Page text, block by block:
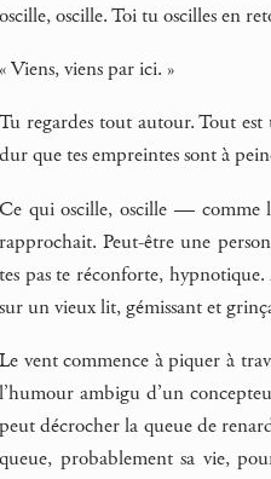
oscille, oscille. Toi tu oscilles en
« Viens, viens par ici. »
Tu regardes tout autour. Tout est
dur que tes empreintes sont à
Ce qui oscille, oscille — comme
rapprochait. Peut-être une
tes pas te réconforte,
sur un vieux lit, gémissant et
Le vent commence à piquer à
l’humour ambigu d’un
peut décrocher la queue de
queue, probablement sa vie,